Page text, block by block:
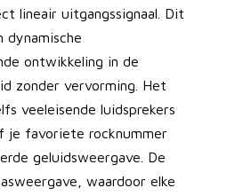
lineair uitgangssignaal. Dit
ontwikkeling in de
zonder vervorming. Het
veeleisende luidsprekers
je favoriete rocknummer
geluidsweergave. De
waardoor elke